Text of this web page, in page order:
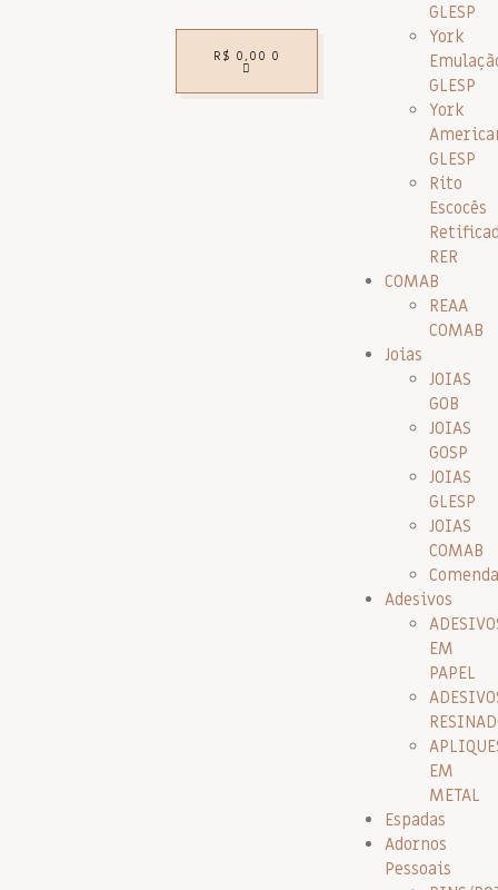
R$ 0,00 0
GLESP
York
GLESP
York
GLESP
Rito
Escocês
RER
COMAB
REAA
COMAB
Joias
JOIAS
GOB
JOIAS
GOSP
JOIAS
GLESP
JOIAS
COMAB
Adesivos
EM
PAPEL
EM
METAL
Espadas
Adornos
Pessoais